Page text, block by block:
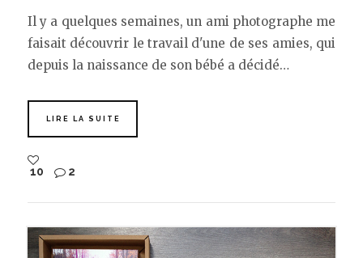
Il y a quelques semaines, un ami photographe me
faisait découvrir le travail d'une de ses amies, qui
depuis la naissance de son bébé a décidé…
LIRE LA SUITE
10 2